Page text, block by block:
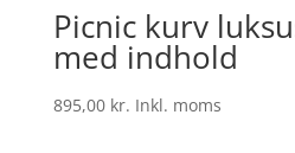
Picnic kurv
med indhold
895,00 kr. Inkl. moms